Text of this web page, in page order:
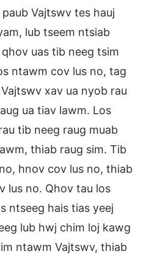
Vajtswv tes hauj
lub tseem ntsiab
uas tib neeg tsim
ntawm cov lus no, tag
xav ua nyob rau
ua tiav lawm. Los
tib neeg raug muab
thiab raug sim. Tib
hnov cov lus no, thiab
lus no. Qhov tau los
ntseeg hais tias yeej
lub hwj chim loj kawg
ntawm Vajtswv, thiab